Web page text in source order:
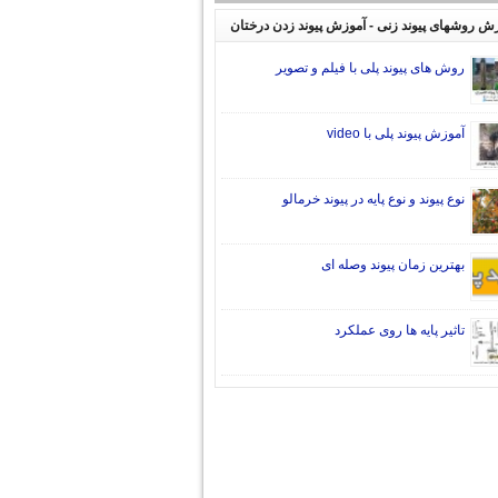
روشهای پیوند زنی - آموزش پیوند زدن درختان
روش های پیوند پلی با فیلم و تصویر
آموزش پیوند پلی با video
نوع پیوند و نوع پایه در پیوند خرمالو
بهترین زمان پیوند وصله ای
تاثیر پایه ها روی عملکرد